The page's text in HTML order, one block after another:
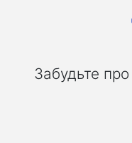
Забудьте